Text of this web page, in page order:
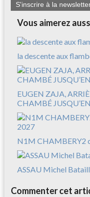
S'inscrire à la
Vous aimerez
la descente aux
EUGEN ZAJA,
CHAMBÉ
N1M CHAMBERY2
ASSAU Michel
Commenter cet